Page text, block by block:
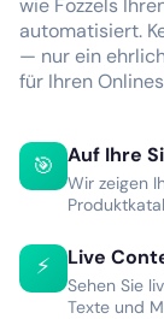
wie Fozzels
automatisiert.
— nur ein
für Ihren
🎯 Auf Ihre
Wir zeigen
⚡ Live
Sehen Sie
Texte und